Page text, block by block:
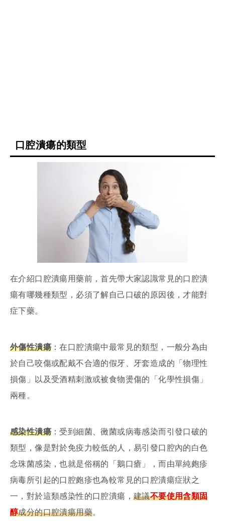
口腔潰瘍的類型
在介紹口腔潰瘍用藥前，首先帶大家認識常見的口腔潰
瘍有哪幾種類型，必須了解自己口破的原因後，才能對
症下藥。
外傷性潰瘍 ：在口腔潰瘍中最常見的類型，一般分為由
於自己咬傷或配戴不合適的假牙、牙套造成的「物理性
損傷」以及受酒精刺激或被食物燙傷的「化學性損傷」
兩種。
感染性潰瘍 ：受到細菌、黴菌或病毒感染而引發口破的
類型，像是對於免疫力較低的人，易引發口腔內的白色
念珠菌感染，也就是俗稱的「鵝口瘡」，而由單純皰疹
病毒所引起的口腔皰疹也為較常見的口腔潰瘍症狀之
一，對於這類感染性的口腔潰瘍， 建議不要使用含類固
醇成分的口腔潰瘍用藥。